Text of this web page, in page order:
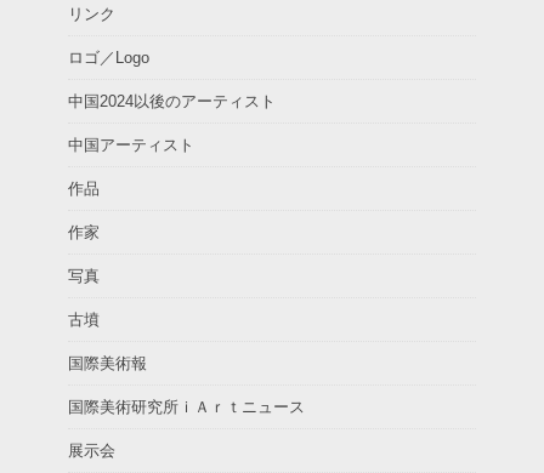
リンク
ロゴ／Logo
中国2024以後のアーティスト
中国アーティスト
作品
作家
写真
古墳
国際美術報
国際美術研究所ｉＡｒｔニュース
展示会